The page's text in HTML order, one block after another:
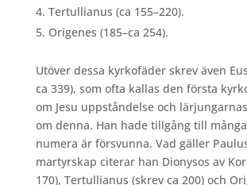
Tertullianus (ca 155–220).
Origenes (185–ca 254).
Utöver dessa kyrkofäder skrev även
ca 339), som ofta kallas den första
om Jesu uppståndelse och
om denna. Han hade tillgång till
numera är försvunna. Vad gäller
martyrskap citerar han Dionysos av
170), Tertullianus (skrev ca 200) och